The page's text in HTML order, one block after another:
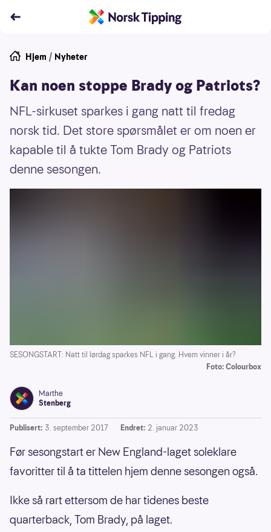
Hjem / Nyheter
Kan noen stoppe Brady og Patriots?
NFL-sirkuset sparkes i gang natt til fredag
norsk tid. Det store spørsmålet er om noen er
kapable til å tukte Tom Brady og Patriots
denne sesongen.
SESONGSTART: Natt til lørdag sparkes NFL i gang. Hvem vinner i år?
Foto: Colourbox
Marthe
Stenberg
Publisert: 3. september 2017 Endret: 2. januar 2023
Før sesongstart er New England-laget soleklare
favoritter til å ta tittelen hjem denne sesongen også.
Ikke så rart ettersom de har tidenes beste
quarterback, Tom Brady, på laget.